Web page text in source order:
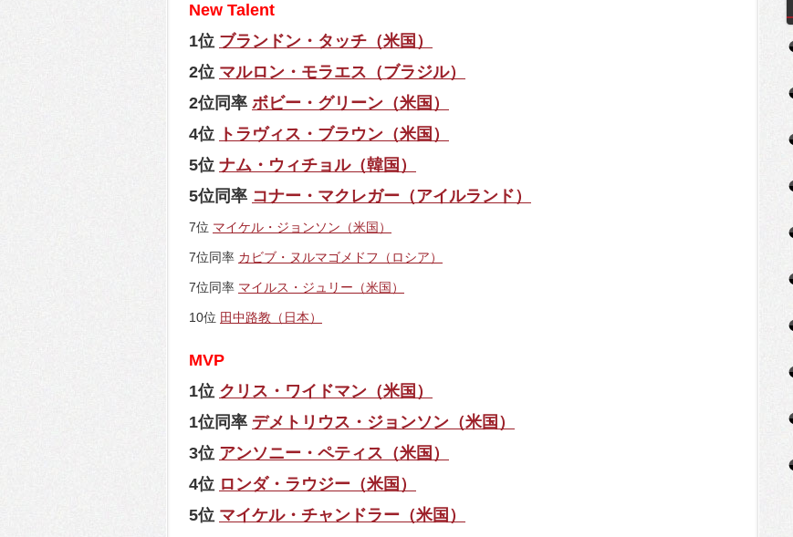
New Talent
1位 ブランドン・タッチ（米国）
2位 マルロン・モラエス（ブラジル）
2位同率 ボビー・グリーン（米国）
4位
トラヴィス・ブラウン（米国）
5位 ナム・ウィチョル（韓国）
5位同率 コナー・マクレガー（アイルランド）
7位 マイケル・ジョンソン（米国）
7位同率 カビブ・ヌルマゴメドフ（ロシア）
7位同率 マイルス・ジュリー（米国）
10位 田中路教（日本）
MVP
1位 クリス・ワイドマン（米国）
1位同率 デメトリウス・ジョンソン（米国）
3位 アンソニー・ペティス（米国）
4位 ロンダ・ラウジー（米国）
5位 マイケル・チャンドラー（米国）